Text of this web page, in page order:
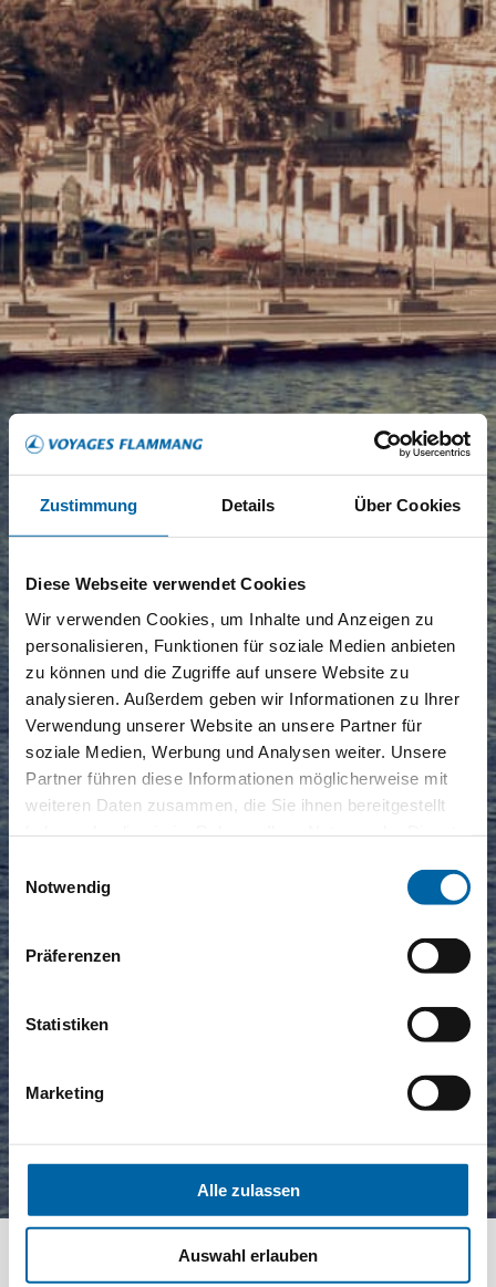
Zustimmung Details Über Cookies
Diese Webseite verwendet Cookies
Wir verwenden Cookies, um Inhalte und Anzeigen zu
personalisieren, Funktionen für soziale Medien anbieten
zu können und die Zugriffe auf unsere Website zu
analysieren. Außerdem geben wir Informationen zu Ihrer
Verwendung unserer Website an unsere Partner für
soziale Medien, Werbung und Analysen weiter. Unsere
Partner führen diese Informationen möglicherweise mit
weiteren Daten zusammen, die Sie ihnen bereitgestellt
Einwilligungsauswahl
Notwendig
Präferenzen
Statistiken
Marketing
Alle zulassen
Auswahl erlauben